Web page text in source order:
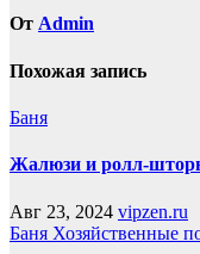
От Admin
Похожая запись
Баня
Жалюзи и ролл-
Авг 23, 2024 vipzen.ru
Баня Хозяйственные